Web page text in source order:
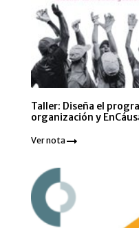
Taller: Diseña el
organización y
Ver nota